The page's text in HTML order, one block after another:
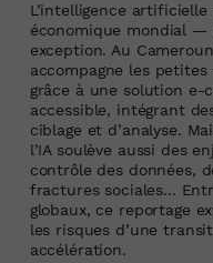
L’intelligence
économique mondial —
exception. Au
accompagne les
grâce à une solution e-
accessible, intégrant
ciblage et d’analyse.
l’IA soulève aussi des
contrôle des données,
fractures sociales...
globaux, ce reportage
les risques d’une
accélération.